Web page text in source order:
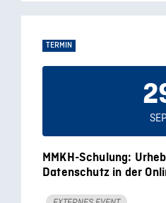
TERMIN
MMKH-Schulung:
Datenschutz in der
SEP